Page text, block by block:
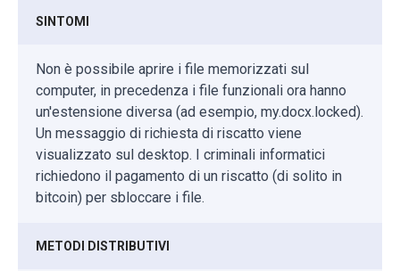
SINTOMI
Non è possibile aprire i file memorizzati sul
computer, in precedenza i file funzionali ora hanno
un'estensione diversa (ad esempio, my.docx.locked).
Un messaggio di richiesta di riscatto viene
visualizzato sul desktop. I criminali informatici
richiedono il pagamento di un riscatto (di solito in
bitcoin) per sbloccare i file.
METODI DISTRIBUTIVI